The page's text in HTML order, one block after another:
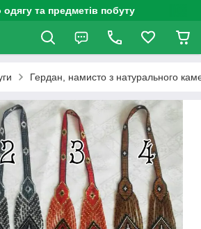
одягу та предметів побуту
Гердан, намисто з натурального